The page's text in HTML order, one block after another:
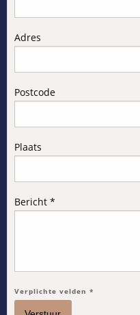
Adres
Postcode
Plaats
Bericht *
Verplichte velden *